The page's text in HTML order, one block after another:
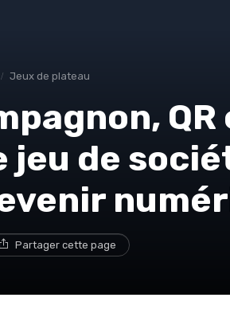
Jeux de plateau
QR
jeu de
Partager cette page